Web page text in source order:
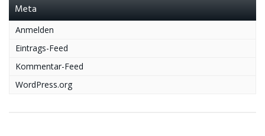
Meta
Anmelden
Eintrags-Feed
Kommentar-Feed
WordPress.org